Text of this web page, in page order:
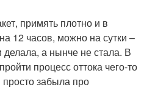
примять плотно и в
12 часов, можно на сутки –
а нынче не стала. В
процесс оттока чего-то
забыла про